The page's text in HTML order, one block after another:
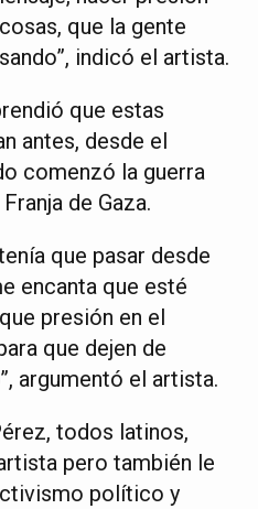
que la gente
indicó el artista.
que estas
antes, desde el
comenzó la guerra
de Gaza.
que pasar desde
encanta que esté
presión en el
que dejen de
argumentó el artista.
todos latinos,
pero también le
político y